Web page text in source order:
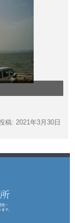
稿: 2021年3月30日